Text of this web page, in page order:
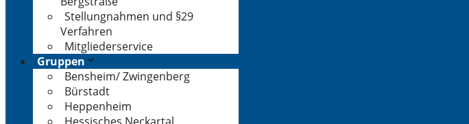
Stellungnahmen und §29
Verfahren
Mitgliederservice
Gruppen
Bensheim/ Zwingenberg
Bürstadt
Heppenheim